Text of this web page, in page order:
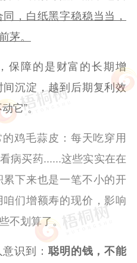
，白纸黑字稳稳当当，
。
保障的是财富的长期增
沉淀，越到后期复利效
它”。
鸡毛蒜皮：每天吃穿用
病买药......这些实实在在
下来也是一笔不小的开
们增额寿的现价，影响
不划算了。
识到： 聪明的钱，不能